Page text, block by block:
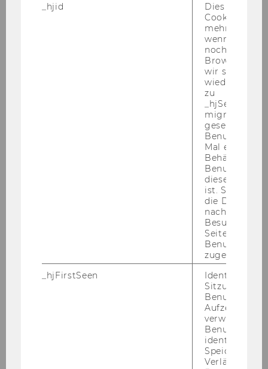
FWF-Projekt-MA post doc
Regional- und Umweltwirtschaft
Universitätsbibliothek
_hjid
Dies ist ein
Cookie, das
mehr setzen,
wenn ein
noch in
Browser hat,
wir seinen
zu
migrieren.
gesetzt,
Benutzer
Mal eine
Behält die
Benutzer-ID
diese Seite
ist. Stellt
die Daten von
Besuchen
Seite
Benutzer-ID
zugeordnet
_hjFirstSeen
Identifiziert
Sitzung eines
Benutzers.
verwendet,
identifizieren.
Verlängert